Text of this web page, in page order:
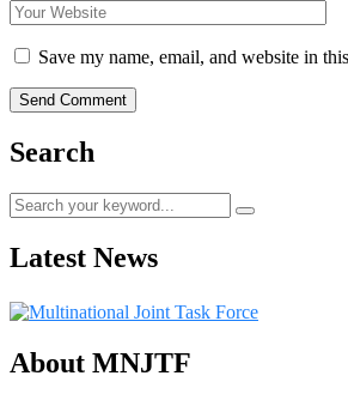
Save my name, email, and website in
Search
Latest News
About MNJTF